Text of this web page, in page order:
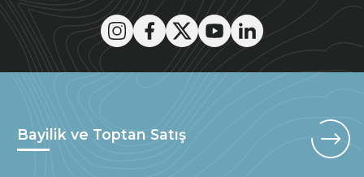
Bayilik ve Toptan Satış